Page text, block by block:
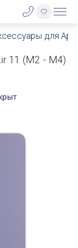
для
11 (M2 - M4)